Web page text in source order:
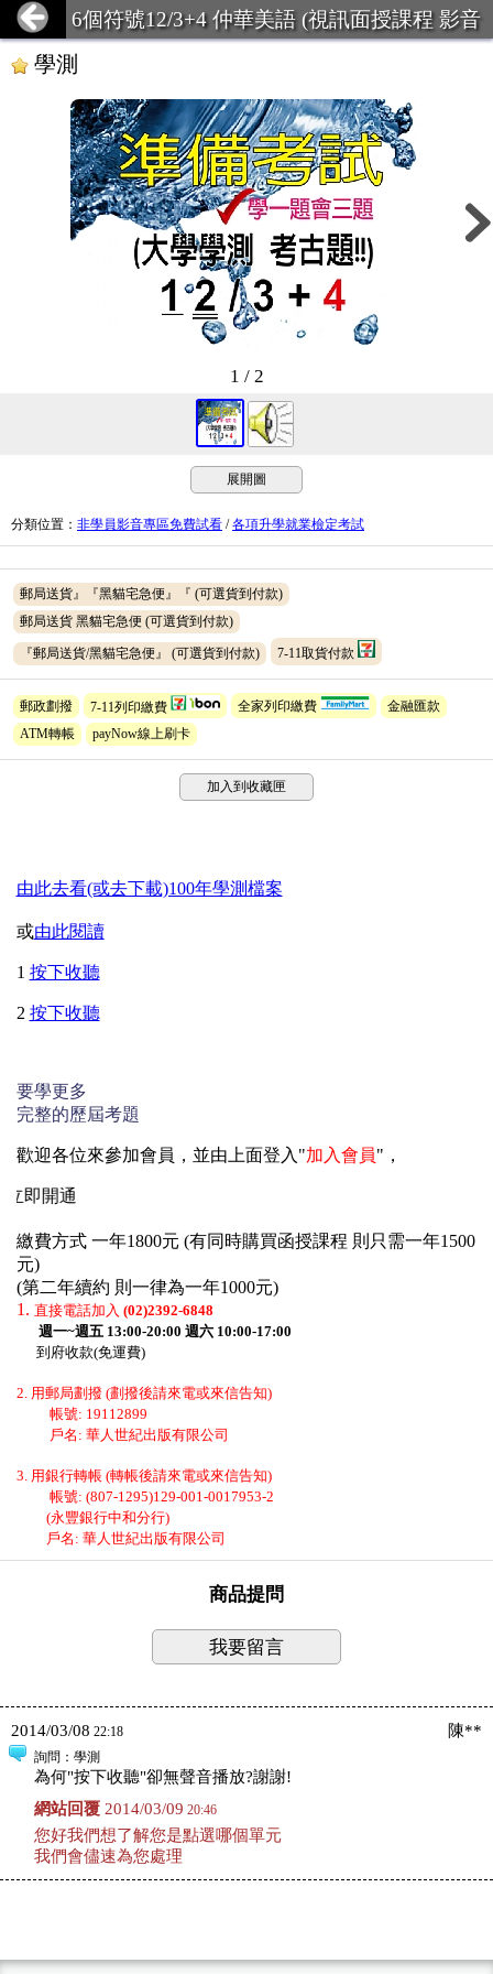
6個符號12/3+4 仲華美語 (視訊面授課程 影音
學習課程)
學測
1 / 2
展開圖
分類位置 ： 非學員影音專區免費試看 /各項升學就業檢定考試
郵局送貨』『黑貓宅急便』『 (可選貨到付款)
郵局送貨 黑貓宅急便 (可選貨到付款)
『郵局送貨/黑貓宅急便』 (可選貨到付款) 7-11取貨付款
郵政劃撥 7-11列印繳費 全家列印繳費
金融匯款
ATM轉帳
payNow線上刷卡
加入到收藏匣
由此去看(或去下載)100年學測檔案
或由此閱讀
1 按下收聽
2 按下收聽
要學更多
完整的歷屆考題
歡迎各位來參加會員，並由上面登入"加入會員"，
即開通
繳費方式 一年1800元 (有同時購買函授課程 則只需一年1500
元)
(第二年續約 則一律為一年1000元)
1. 直接電話加入 (02)2392-6848
週一~週五 13:00-20:00 週六 10:00-17:00
到府收款(免運費)
2. 用郵局劃撥 (劃撥後請來電或來信告知)
帳號: 19112899
戶名: 華人世紀出版有限公司
3. 用銀行轉帳 (轉帳後請來電或來信告知)
帳號: (807-1295)129-001-0017953-2
(永豐銀行中和分行)
戶名: 華人世紀出版有限公司
商品提問
我要留言
2014/03/08 22:18 陳**
詢問 ：學測
為何"按下收聽"卻無聲音播放?謝謝!
網站回覆2014/03/09 20:46
您好我們想了解您是點選哪個單元
我們會儘速為您處理